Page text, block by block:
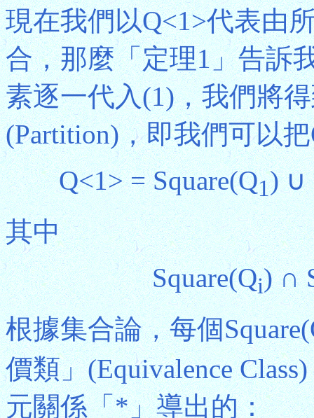
現在我們以Q<1>代表由
合，那麼「定理1」告訴
素逐一代入(1)，我們將
(Partition)，即我們可以
Q<1> = Square(Q1) ∪
其中
Square(Qi) ∩
根據集合論，每個
價類」(Equivalence
元關係「*」導出的：